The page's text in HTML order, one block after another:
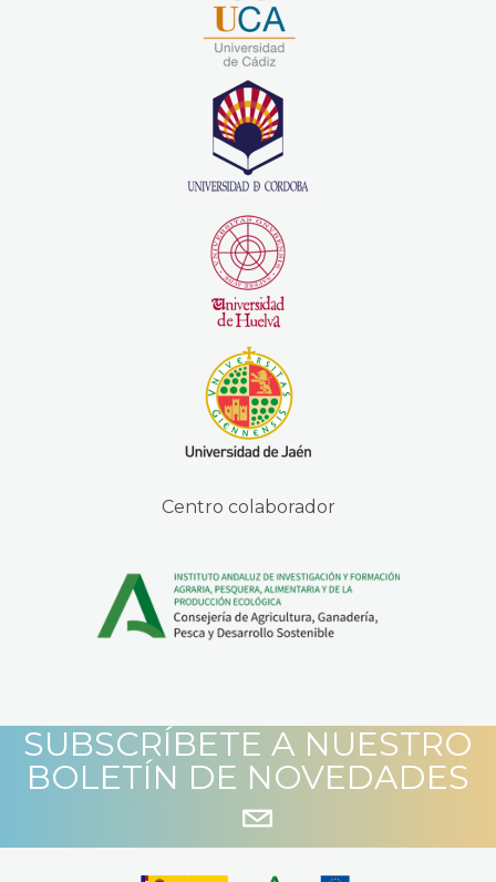
Centro colaborador
SUBSCRÍBETE A NUESTRO
BOLETÍN DE NOVEDADES